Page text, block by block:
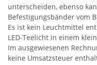
unterscheiden, ebenso
Befestigungsbänder vom
Es ist kein Leuchtmittel
LED-Teelicht in einem
Im ausgewiesenen
keine Umsatzsteuer